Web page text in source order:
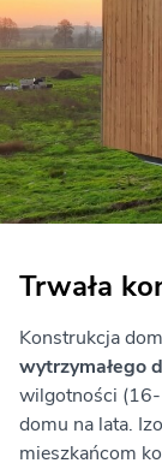
Trwała
Konstrukcja
wytrzymałego
wilgotności (16-
domu na lata.
mieszkańcom